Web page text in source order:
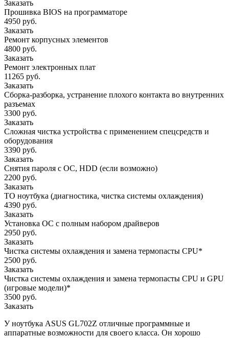
Заказать
Прошивка BIOS на программаторе
4950 руб.
Заказать
Ремонт корпусных элементов
4800 руб.
Заказать
Ремонт электронных плат
11265 руб.
Заказать
Сборка-разборка, устранение плохого контакта во внутренних
разъемах
3300 руб.
Заказать
Сложная чистка устройства с применением спецсредств и
оборудования
3390 руб.
Заказать
Снятия пароля с OC, HDD (если возможно)
2200 руб.
Заказать
ТО ноутбука (диагностика, чистка системы охлаждения)
4390 руб.
Заказать
Установка ОС с полным набором драйверов
2950 руб.
Заказать
Чистка системы охлаждения и замена термопасты CPU*
2500 руб.
Заказать
Чистка системы охлаждения и замена термопасты CPU и GPU
(игровые модели)*
3500 руб.
Заказать
У ноутбука ASUS GL702Z отличные программные и
аппаратные возможности для своего класса. Он хорошо